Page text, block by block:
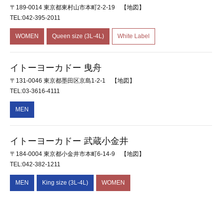
〒189-0014 東京都東村山市本町2-2-19
【地図】
TEL:042-395-2011
WOMEN Queen size (3L-4L) White Label
イトーヨーカドー 曳舟
〒131-0046 東京都墨田区京島1-2-1
【地図】
TEL:03-3616-4111
MEN
イトーヨーカドー 武蔵小金井
〒184-0004 東京都小金井市本町6-14-9
【地図】
TEL:042-382-1211
MEN King size (3L-4L) WOMEN